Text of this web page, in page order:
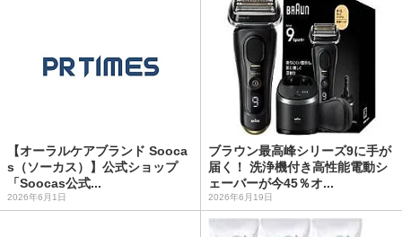
【オーラルケアブランド Sooca
s（ソーカス）】公式ショップ
「Soocas公式...
2026年6月1日
ブラウン最高峰シリーズ9に手が
届く！ 洗浄機付き高性能電動シ
ェーバーが今45％オ...
2026年6月19日